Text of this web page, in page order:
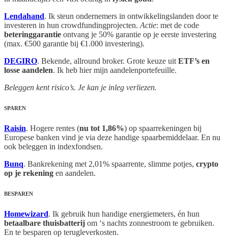
Lendahand. Ik steun ondernemers in ontwikkelingslanden door te
investeren in hun crowdfundingprojecten. Actie: met de code
beteringgarantie ontvang je 50% garantie op je eerste investering
(max. €500 garantie bij €1.000 investering).
DEGIRO. Bekende, allround broker. Grote keuze uit ETF’s en
losse aandelen. Ik heb hier mijn aandelenportefeuille.
Beleggen kent risico’s. Je kan je inleg verliezen.
SPAREN
Raisin. Hogere rentes (nu tot 1,86%) op spaarrekeningen bij
Europese banken vind je via deze handige spaarbemiddelaar. En nu
ook beleggen in indexfondsen.
Bunq. Bankrekening met 2,01% spaarrente, slimme potjes, crypto
op je rekening en aandelen.
BESPAREN
Homewizard. Ik gebruik hun handige energiemeters, én hun
betaalbare thuisbatterij om ‘s nachts zonnestroom te gebruiken.
En te besparen op terugleverkosten.